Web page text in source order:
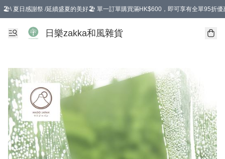
🏖️\ 夏日感謝祭 /延續盛夏的美好🏖️ 單一訂單購買滿HK$600，即可享有全單95折優
選擇GoGoX住宅/工商地址配送，單一訂單消費購物滿HK$680(折扣後），可享有
日樂zakka和風雜貨